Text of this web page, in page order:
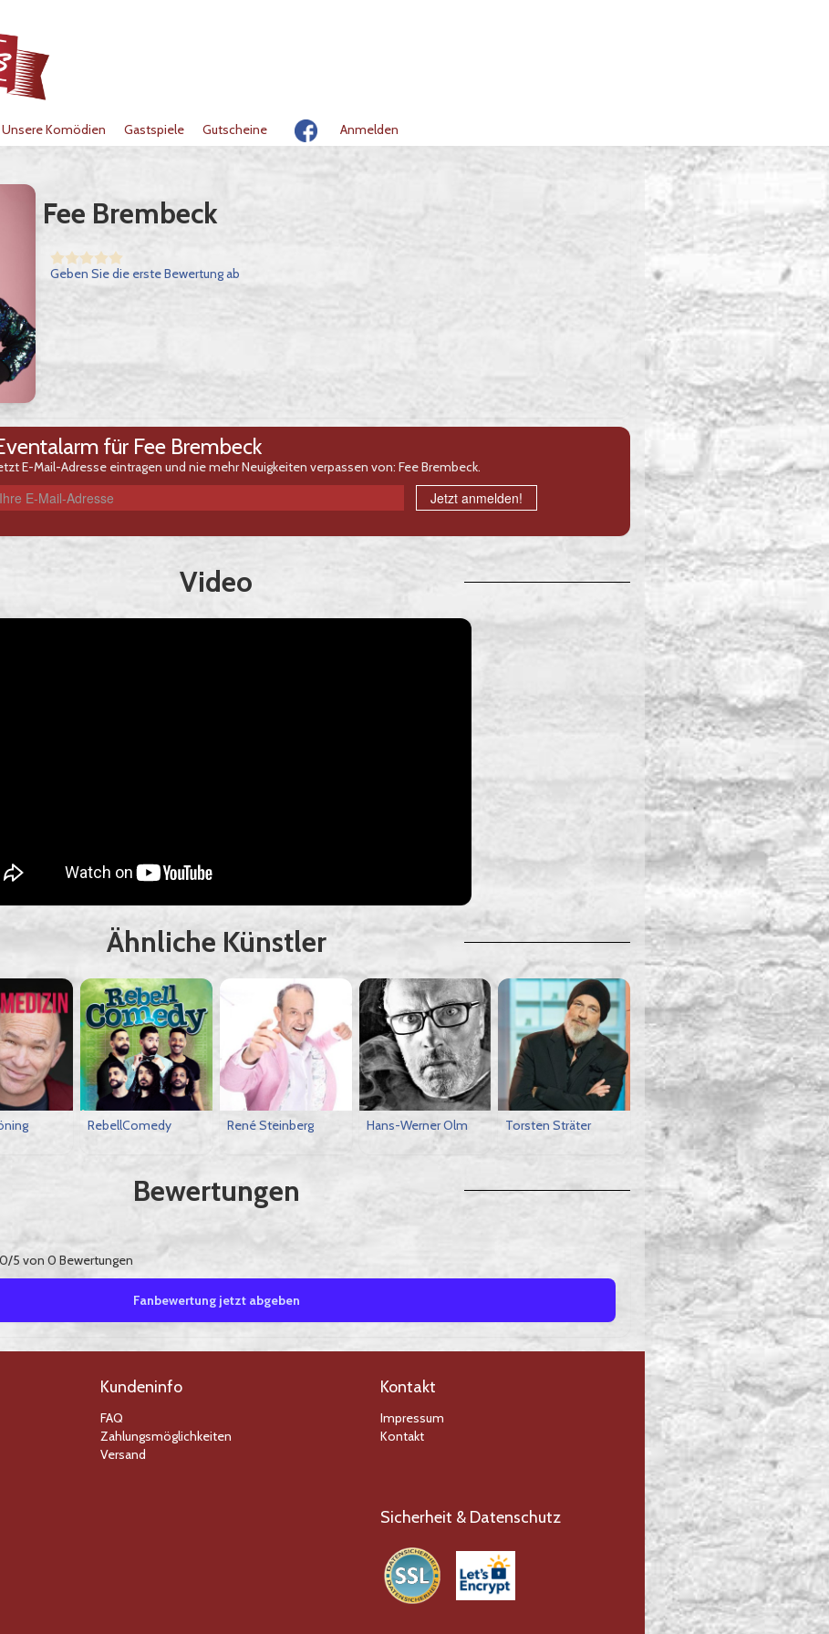
Unsere Komödien Gastspiele Gutscheine Anmelden
Fee Brembeck
Geben Sie die erste Bewertung ab
für Fee Brembeck
E-Mail-Adresse eintragen und nie mehr Neuigkeiten verpassen von: Fee Brembeck.
Jetzt anmelden!
Video
Ähnliche Künstler
RebellComedy René Steinberg Hans-Werner Olm Torsten Sträter
Bewertungen
0/5 von 0 Bewertungen
Fanbewertung jetzt abgeben
Kundeninfo
FAQ
Zahlungsmöglichkeiten
Versand
Kontakt
Impressum
Kontakt
Sicherheit & Datenschutz